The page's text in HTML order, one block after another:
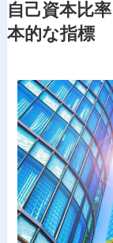
自己資本比
本的な指標